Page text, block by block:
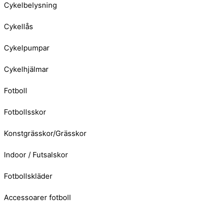
Cykelbelysning
Cykellås
Cykelpumpar
Cykelhjälmar
Fotboll
Fotbollsskor
Konstgrässkor/Grässkor
Indoor / Futsalskor
Fotbollskläder
Accessoarer fotboll